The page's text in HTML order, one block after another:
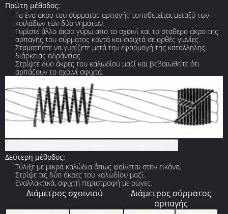
Πρώτη μέθοδος:
Το ένα άκρο του σύρματος αρπαγής τοποθετείται μεταξύ των
κοιλάδων των δύο νημάτων.
Γυρίστε άλλο άκρο γύρω από το σχοινί και το σταθερό άκρο της
αρπαγής του σύρματος κοντά και σφιχτά σε ορθές γωνίες.
Σταματήστε να γυρίζετε μετά την εφαρμογή της κατάλληλης
διάρκειας αδράνειας.
Στρίψτε δύο άκρες του καλωδίου μαζί και βεβαιωθείτε ότι
αρπάζουν το σχοινί σφιχτά.
Δεύτερη μέθοδος:
Τύλιξε με μικρά καλώδια όπως φαίνεται στην εικόνα.
Στρίψε τις δύο άκρες του καλωδίου μαζί.
Εναλλακτικά, σφιχτή περιστροφή με ρώγες.
Διάμετρος σχοινιού
Διάμετρος σύρματος
αρπαγής